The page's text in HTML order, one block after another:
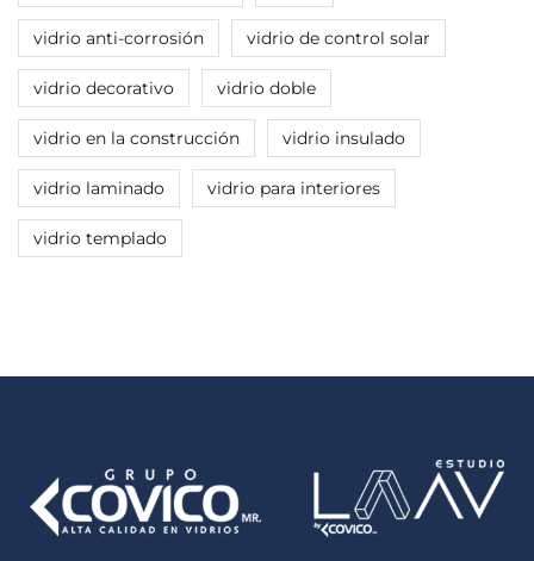
vidrio anti-corrosión vidrio de control solar
vidrio decorativo vidrio doble
vidrio en la construcción vidrio insulado
vidrio laminado vidrio para interiores
vidrio templado